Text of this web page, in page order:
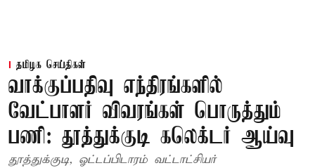
தமிழக செய்திகள்
வாக்குப்பதிவு எந்திரங்களில்
வேட்பாளர் விவரங்கள் பொருத்தும்
பணி: தூத்துக்குடி கலெக்டர் ஆய்வு
தூத்துக்குடி, ஓட்டப்பிடாரம் வட்டாட்சியர்